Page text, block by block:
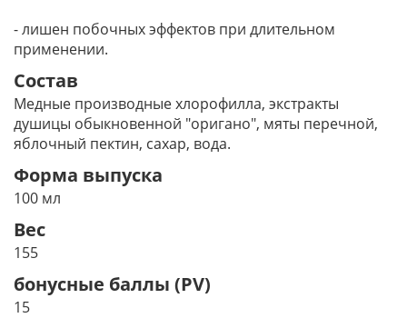
- лишен побочных эффектов при длительном
применении.
Состав
Медные производные хлорофилла, экстракты
душицы обыкновенной "оригано", мяты перечной,
яблочный пектин, сахар, вода.
Форма выпуска
100 мл
Вес
155
бонусные баллы (PV)
15